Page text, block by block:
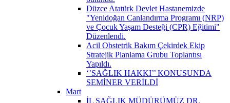
Düzce Atatürk Devlet Hastanemizde
"Yenidoğan Canlandırma Programı (NRP)
ve Çocuk Yaşam Desteği (CPR) Eğitimi"
Düzenlendi.
Acil Obstetrik Bakım Çekirdek Ekip
Stratejik Planlama Grubu Toplantısı
Yapıldı.
‘’SAĞLIK HAKKI’’ KONUSUNDA
SEMİNER VERİLDİ
Mart
İL SAĞLIK MÜDÜRÜMÜZ DR.